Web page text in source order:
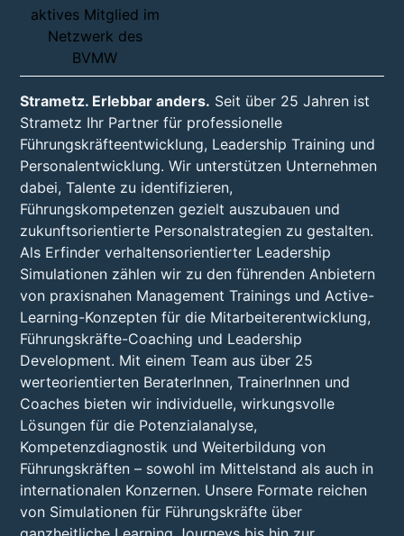
Strametz. Erlebbar anders. Seit über 25 Jahren ist
Strametz Ihr Partner für professionelle
Führungskräfteentwicklung, Leadership Training und
Personalentwicklung. Wir unterstützen Unternehmen
dabei, Talente zu identifizieren,
Führungskompetenzen gezielt auszubauen und
zukunftsorientierte Personalstrategien zu gestalten.
Als Erfinder verhaltensorientierter Leadership
Simulationen zählen wir zu den führenden Anbietern
von praxisnahen Management Trainings und Active-
Learning-Konzepten für die Mitarbeiterentwicklung,
Führungskräfte-Coaching und Leadership
Development. Mit einem Team aus über 25
werteorientierten BeraterInnen, TrainerInnen und
Coaches bieten wir individuelle, wirkungsvolle
Lösungen für die Potenzialanalyse,
Kompetenzdiagnostik und Weiterbildung von
Führungskräften – sowohl im Mittelstand als auch in
internationalen Konzernen. Unsere Formate reichen
von Simulationen für Führungskräfte über